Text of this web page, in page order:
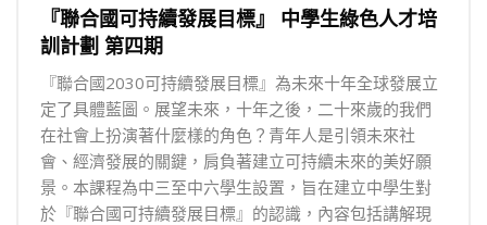
『聯合國可持續發展目標』 中學生綠色人才培
訓計劃 第四期
『聯合國2030可持續發展目標』為未來十年全球發展立
定了具體藍圖。展望未來，十年之後，二十來歲的我們
在社會上扮演著什麼樣的角色？青年人是引領未來社
會、經濟發展的關鍵，肩負著建立可持續未來的美好願
景。本課程為中三至中六學生設置，旨在建立中學生對
於『聯合國可持續發展目標』的認識，內容包括講解現